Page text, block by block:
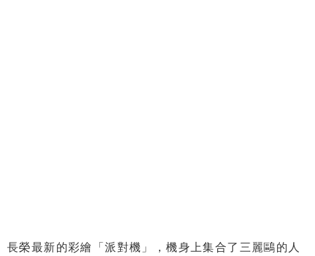
長榮最新的彩繪「派對機」，機身上集合了三麗鷗的人